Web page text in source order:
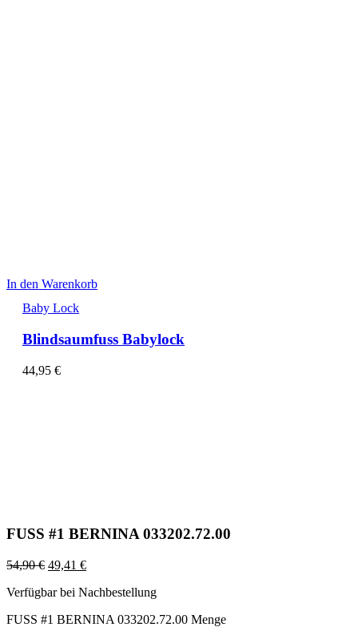
In den Warenkorb
Baby Lock
Blindsaumfuss Babylock
44,95 €
FUSS #1 BERNINA 033202.72.00
54,90€ 49,41 €
Verfügbar bei Nachbestellung
FUSS #1 BERNINA 033202.72.00 Menge